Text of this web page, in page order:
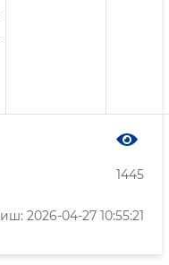
1445
2026-04-27 10:55:21